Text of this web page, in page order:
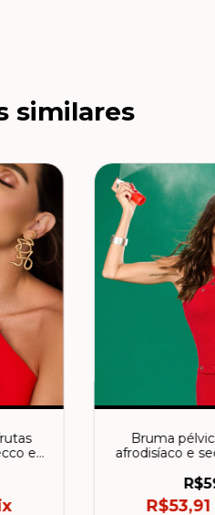
similares
e
Bruma
afrodisíaco e
R$53,91